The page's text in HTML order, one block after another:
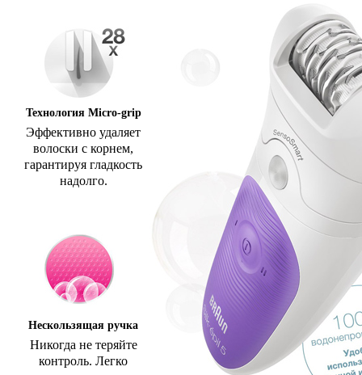
Технология Micro-grip
Эффективно удаляет
волоски с корнем,
гарантируя гладкость
надолго.
Нескользящая ручка
Никогда не теряйте
контроль. Легко